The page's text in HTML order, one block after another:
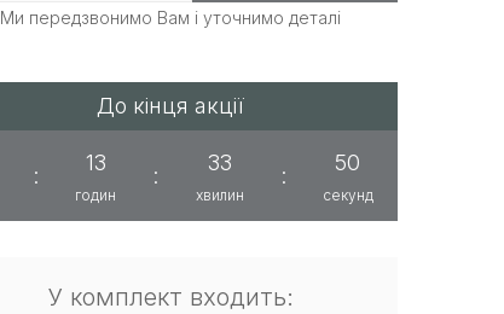
Ми передзвонимо Вам і уточнимо деталі
До кінця акції
:
13
годин
:
33
хвилин
:
49
секунд
У комплект входить: